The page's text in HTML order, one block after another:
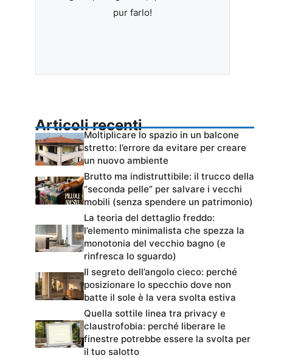
pur farlo!
Articoli recenti
Moltiplicare lo spazio in un balcone
stretto: l’errore da evitare per creare
un nuovo ambiente
Brutto ma indistruttibile: il trucco della
“seconda pelle” per salvare i vecchi
mobili (senza spendere un patrimonio)
La teoria del dettaglio freddo:
l’elemento minimalista che spezza la
monotonia del vecchio bagno (e
rinfresca lo sguardo)
Il segreto dell’angolo cieco: perché
posizionare lo specchio dove non
batte il sole è la vera svolta estiva
Quella sottile linea tra privacy e
claustrofobia: perché liberare le
finestre potrebbe essere la svolta per
il tuo salotto